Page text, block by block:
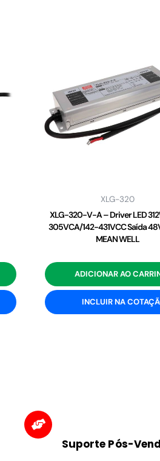
XLG-320
XLG-320-V-A – Driver LED
305VCA/142-431VCC Saída
MEAN WELL
ADICIONAR AO
INCLUIR NA
Suporte Pós-